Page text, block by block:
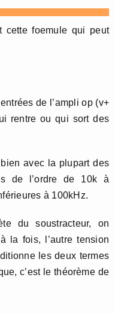
cette foemule qui peut
de l’ampli op (v+
rentre ou qui sort des
avec la plupart des
de l’ordre de 10k à
à 100kHz.
du soustracteur, on
la fois, l’autre tension
les deux termes
c’est le théorème de